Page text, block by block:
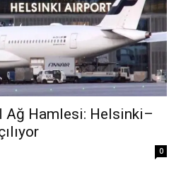
Ağ Hamlesi: Helsinki–
0